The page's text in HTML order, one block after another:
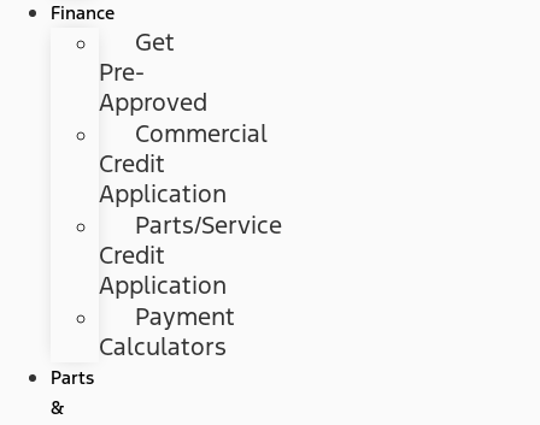
Finance
Get
Pre-
Approved
Commercial
Credit
Application
Parts/Service
Credit
Application
Payment
Calculators
Parts
&